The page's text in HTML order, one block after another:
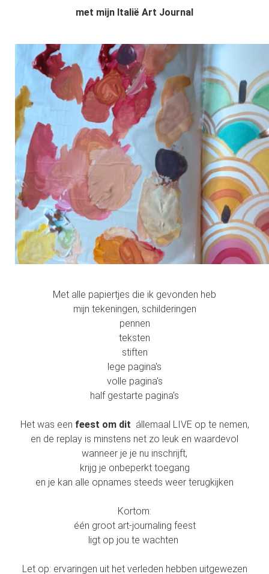
met mijn Italië Art Journal
Met alle papiertjes die ik gevonden heb
mijn tekeningen, schilderingen
pennen
teksten
stiften
lege pagina's
volle pagina's
half gestarte pagina's
Het was een feest om dit állemaal LIVE op te nemen,
en de replay is minstens net zo leuk en waardevol
wanneer je je nu inschrijft,
krijg je onbeperkt toegang
en je kan alle opnames steeds weer terugkijken
Kortom:
één groot art-journaling feest
ligt op jou te wachten
Let op: ervaringen uit het verleden hebben uitgewezen